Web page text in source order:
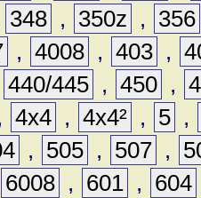
348 , 350z ,
356
, 4008 , 403 ,
440/445 , 450 ,
4x4 , 4x4² , 5 ,
, 505 , 507 ,
6008 , 601 , 604